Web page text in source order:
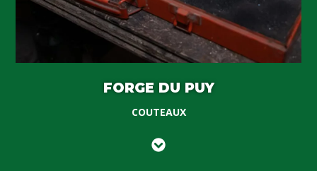
FORGE DU PUY
COUTEAUX